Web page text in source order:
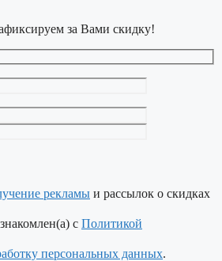
за Вами скидку!
рекламы и рассылок о скидках
с Политикой
персональных данных.